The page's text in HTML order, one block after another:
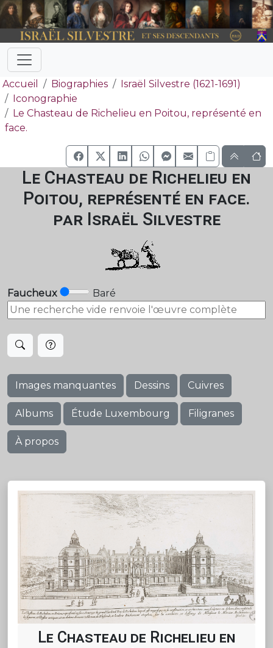
Accueil Biographies
Israël Silvestre (1621-1691)
Iconographie
Le Chasteau de Richelieu en Poitou, représenté en
face.
Le Chasteau de Richelieu en
Poitou, représenté en face.
par Israël Silvestre
Faucheux Baré
Images manquantes Dessins Cuivres
Albums Étude Luxembourg Filigranes
À propos
Le Chasteau de Richelieu en